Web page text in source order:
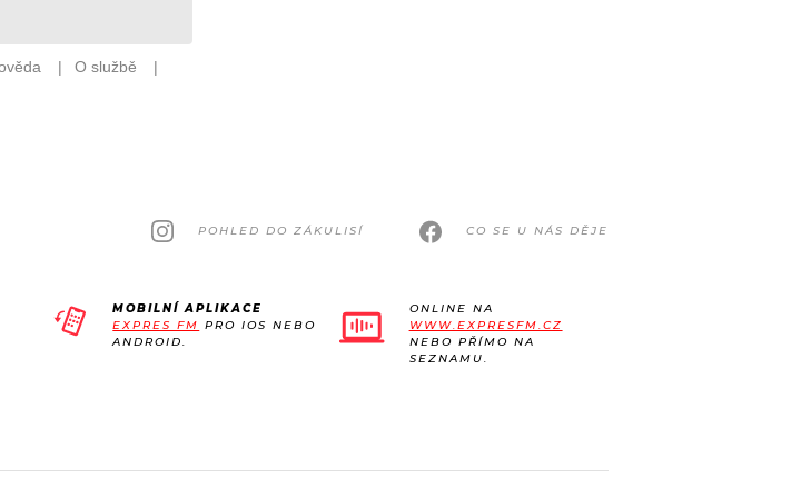
POHLED DO ZÁKULISÍ CO SE U NÁS DĚJE
MOBILNÍ APLIKACE
EXPRES FM PRO IOS NEBO
ANDROID.
ONLINE NA
WWW.EXPRESFM.CZ
NEBO PŘÍMO NA
SEZNAMU.